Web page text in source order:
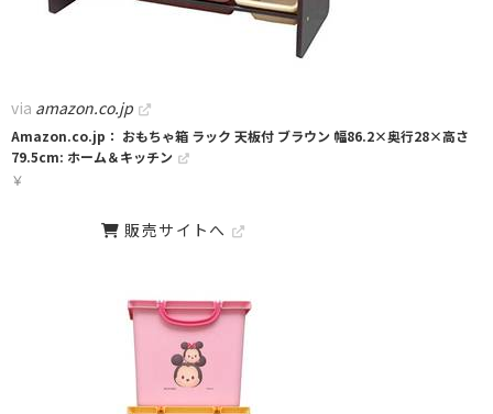
via amazon.co.jp
Amazon.co.jp： おもちゃ箱 ラック 天板付 ブラウン 幅86.2×奥行28×高さ
79.5cm: ホーム＆キッチン
￥
販売サイトへ